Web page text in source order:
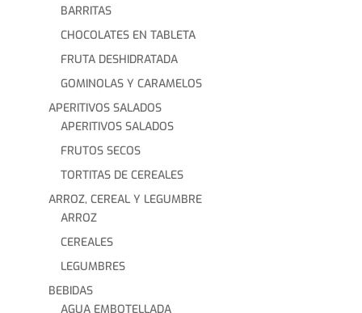
BARRITAS
CHOCOLATES EN TABLETA
FRUTA DESHIDRATADA
GOMINOLAS Y CARAMELOS
APERITIVOS SALADOS
APERITIVOS SALADOS
FRUTOS SECOS
TORTITAS DE CEREALES
ARROZ, CEREAL Y LEGUMBRE
ARROZ
CEREALES
LEGUMBRES
BEBIDAS
AGUA EMBOTELLADA